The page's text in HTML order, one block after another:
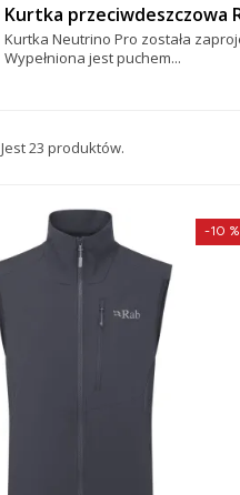
Kurtka przeciwdeszczowa
Kurtka Neutrino Pro została
Wypełniona jest puchem...
Jest 23 produktów.
-10 %